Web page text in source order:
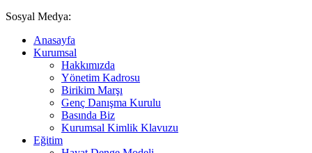
Sosyal Medya:
Anasayfa
Kurumsal
Hakkımızda
Yönetim Kadrosu
Birikim Marşı
Genç Danışma Kurulu
Basında Biz
Kurumsal Kimlik Klavuzu
Eğitim